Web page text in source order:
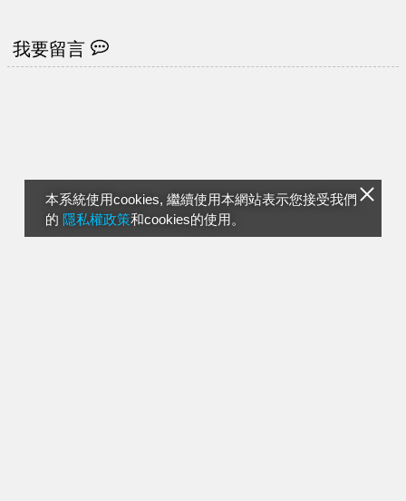
本系統使用cookies, 繼續使用本網站表示您接受我們
的 隱私權政策和cookies的使用。
我要留言